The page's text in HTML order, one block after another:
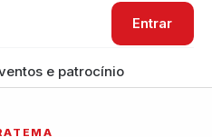
e patrocínio
Entrar